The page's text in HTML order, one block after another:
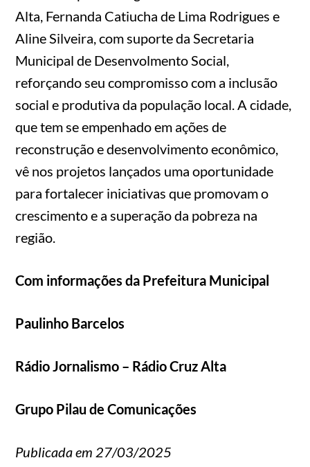
Alta, Fernanda Catiucha de Lima Rodrigues e
Aline Silveira, com suporte da Secretaria
Municipal de Desenvolmento Social,
reforçando seu compromisso com a inclusão
social e produtiva da população local. A cidade,
que tem se empenhado em ações de
reconstrução e desenvolvimento econômico,
vê nos projetos lançados uma oportunidade
para fortalecer iniciativas que promovam o
crescimento e a superação da pobreza na
região.
Com informações da Prefeitura Municipal
Paulinho Barcelos
Rádio Jornalismo – Rádio Cruz Alta
Grupo Pilau de Comunicações
Publicada em 27/03/2025